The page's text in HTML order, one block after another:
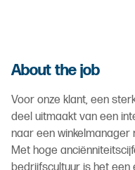
About the job
Voor onze klant, een
deel uitmaakt van een
naar een winkelmanager
Met hoge